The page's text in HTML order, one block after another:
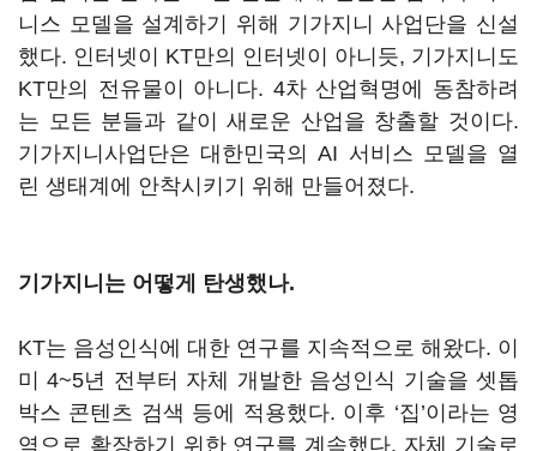
니스 모델을 설계하기 위해 기가지니 사업단을 신설
했다. 인터넷이 KT만의 인터넷이 아니듯, 기가지니도
KT만의 전유물이 아니다. 4차 산업혁명에 동참하려
는 모든 분들과 같이 새로운 산업을 창출할 것이다.
기가지니사업단은 대한민국의 AI 서비스 모델을 열
린 생태계에 안착시키기 위해 만들어졌다.
기가지니는 어떻게 탄생했나.
KT는 음성인식에 대한 연구를 지속적으로 해왔다. 이
미 4~5년 전부터 자체 개발한 음성인식 기술을 셋톱
박스 콘텐츠 검색 등에 적용했다. 이후 ‘집’이라는 영
역으로 확장하기 위한 연구를 계속했다. 자체 기술로